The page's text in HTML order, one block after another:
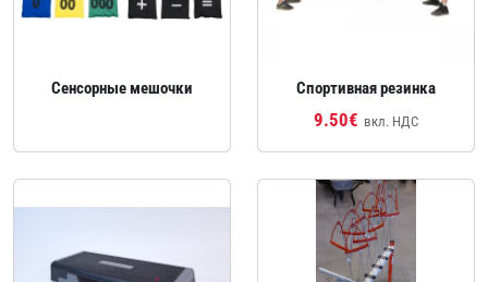
Сенсорные мешочки Спортивная резинка
9.50€ вкл. НДС